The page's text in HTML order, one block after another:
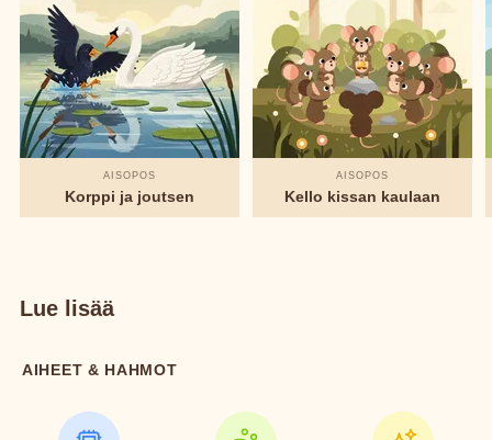
AISOPOS
Korppi ja joutsen
AISOPOS
Kello kissan kaulaan
Lue lisää
AIHEET & HAHMOT